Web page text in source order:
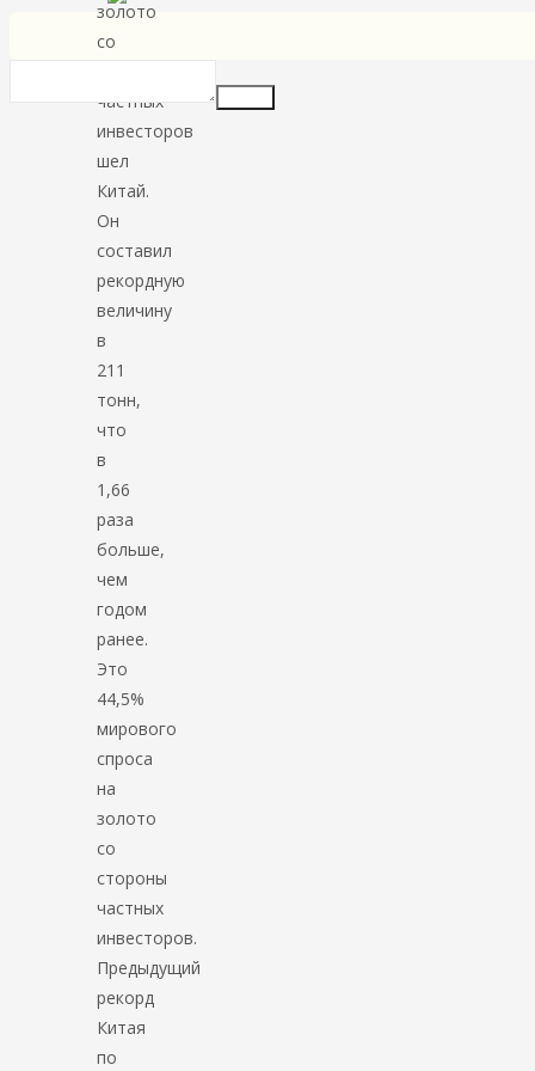
золото
со
частных
инвесторов
шел
Китай.
Он
составил
рекордную
величину
в
211
тонн,
что
в
1,66
раза
больше,
чем
годом
ранее.
Это
44,5%
мирового
спроса
на
золото
со
стороны
частных
инвесторов.
Предыдущий
рекорд
Китая
по